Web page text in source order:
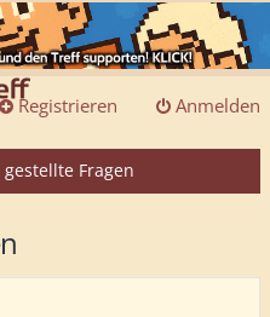
Anmelden
Registrieren
gestellte Fragen